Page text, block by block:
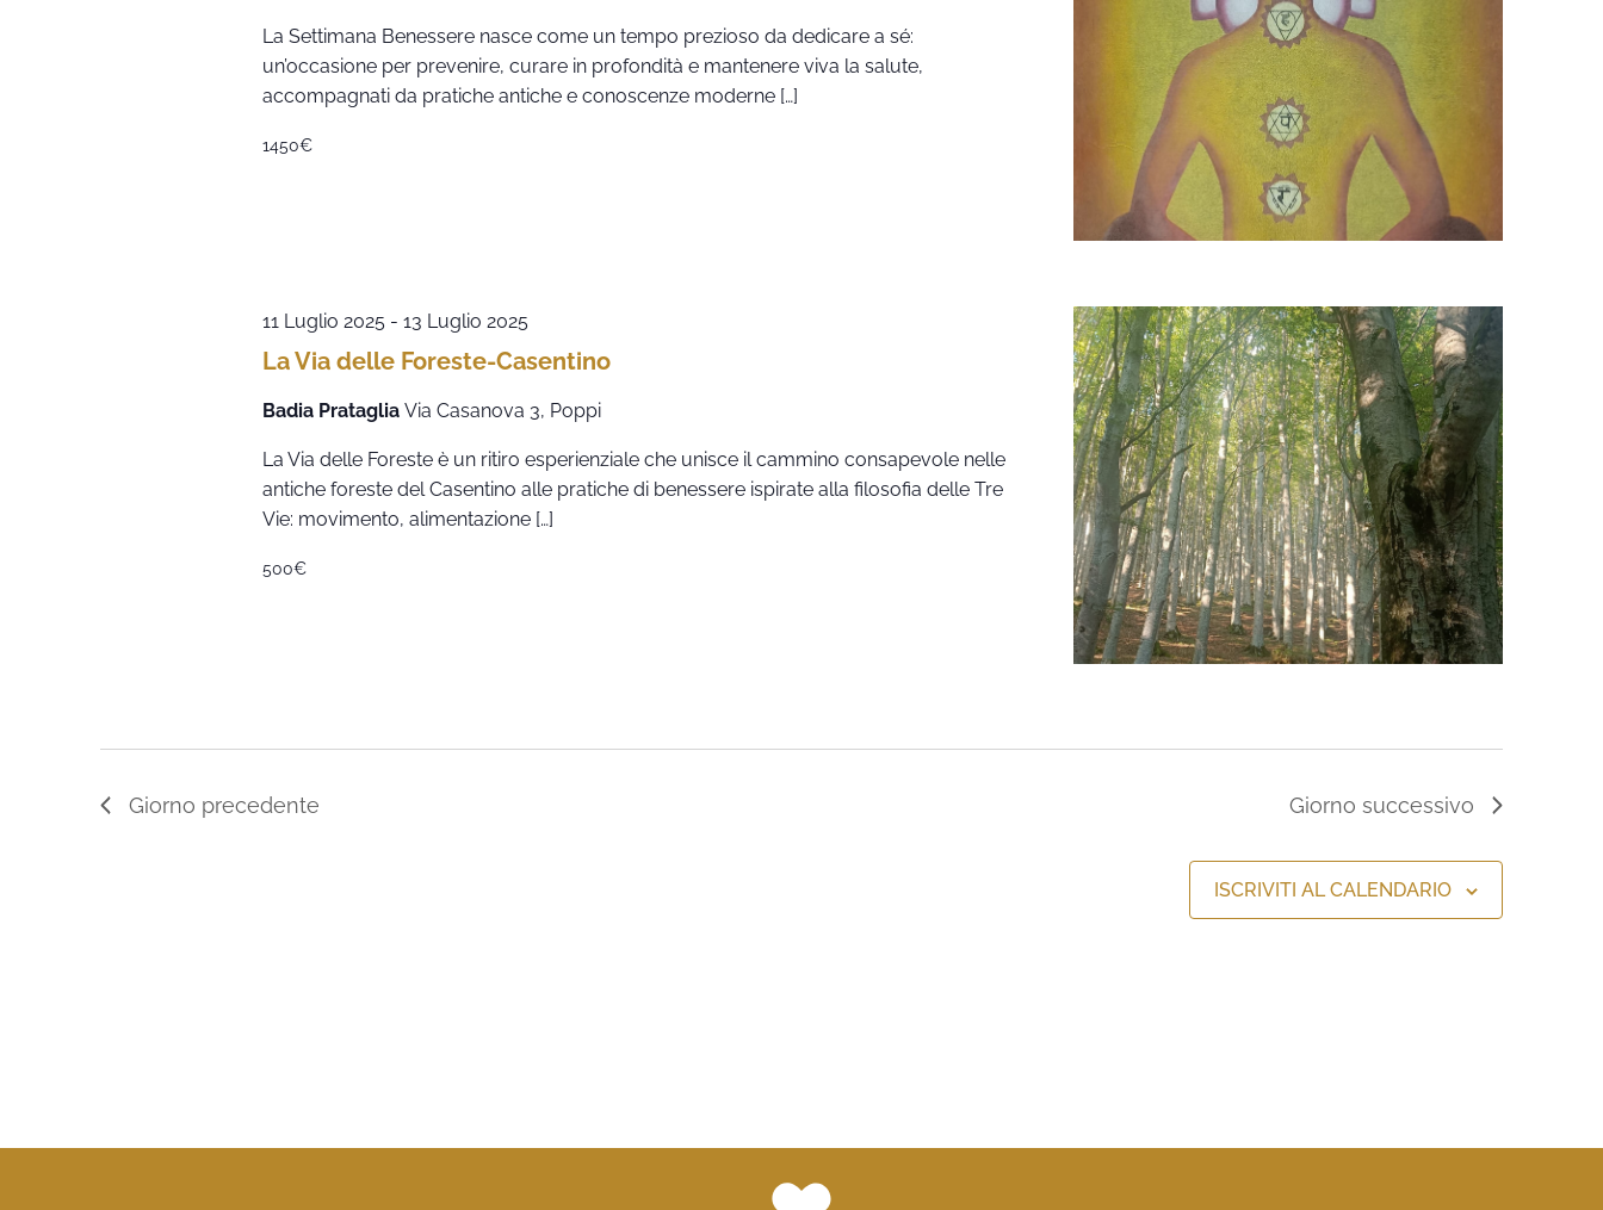
La Settimana Benessere nasce come un tempo prezioso da dedicare a sé:
un’occasione per prevenire, curare in profondità e mantenere viva la salute,
accompagnati da pratiche antiche e conoscenze moderne […]
1450€
La Via delle Foreste-Casentino
11 Luglio 2025- 13 Luglio 2025
Badia Prataglia Via Casanova 3, Poppi
La Via delle Foreste è un ritiro esperienziale che unisce il cammino consapevole nelle
antiche foreste del Casentino alle pratiche di benessere ispirate alla filosofia delle Tre
Vie: movimento, alimentazione […]
500€
Giorno precedente Giorno successivo
ISCRIVITI AL CALENDARIO